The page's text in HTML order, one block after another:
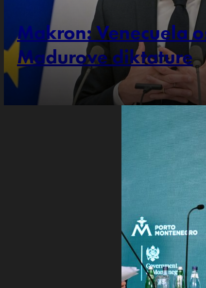
Makron: Venecuela
Madurove diktature